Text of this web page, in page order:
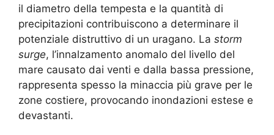
il diametro della tempesta e la quantità di
precipitazioni contribuiscono a determinare il
potenziale distruttivo di un uragano. La storm
surge, l’innalzamento anomalo del livello del
mare causato dai venti e dalla bassa pressione,
rappresenta spesso la minaccia più grave per le
zone costiere, provocando inondazioni estese e
devastanti.